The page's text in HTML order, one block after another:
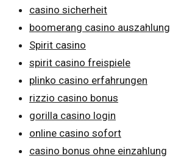
casino sicherheit
boomerang casino auszahlung
Spirit casino
spirit casino freispiele
plinko casino erfahrungen
rizzio casino bonus
gorilla casino login
online casino sofort
casino bonus ohne einzahlung